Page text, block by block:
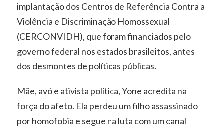
implantação dos Centros de Referência Contra a
Violência e Discriminação Homossexual
(CERCONVIDH), que foram financiados pelo
governo federal nos estados brasileitos, antes
dos desmontes de políticas públicas.
Mãe, avó e ativista política, Yone acredita na
força do afeto. Ela perdeu um filho assassinado
por homofobia e segue na luta com um canal